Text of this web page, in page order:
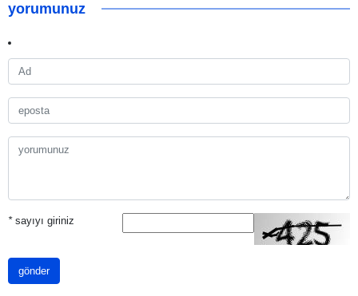
yorumunuz
*sayıyı giriniz
gönder